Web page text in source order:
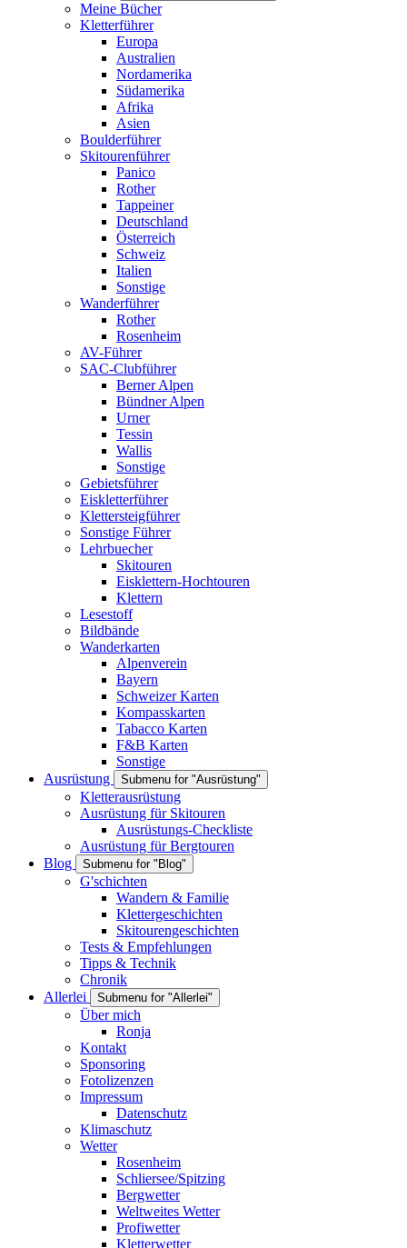
Meine Bücher
Kletterführer
Europa
Australien
Nordamerika
Südamerika
Afrika
Asien
Boulderführer
Skitourenführer
Panico
Rother
Tappeiner
Deutschland
Österreich
Schweiz
Italien
Sonstige
Wanderführer
Rother
Rosenheim
AV-Führer
SAC-Clubführer
Berner Alpen
Bündner Alpen
Urner
Tessin
Wallis
Sonstige
Gebietsführer
Eiskletterführer
Klettersteigführer
Sonstige Führer
Lehrbuecher
Skitouren
Eisklettern-Hochtouren
Klettern
Lesestoff
Bildbände
Wanderkarten
Alpenverein
Bayern
Schweizer Karten
Kompasskarten
Tabacco Karten
F&B Karten
Sonstige
Ausrüstung
Submenu for "Ausrüstung"
Kletterausrüstung
Ausrüstung für Skitouren
Ausrüstungs-Checkliste
Ausrüstung für Bergtouren
Blog
Submenu for "Blog"
G'schichten
Wandern & Familie
Klettergeschichten
Skitourengeschichten
Tests & Empfehlungen
Tipps & Technik
Chronik
Allerlei
Submenu for "Allerlei"
Über mich
Ronja
Kontakt
Sponsoring
Fotolizenzen
Impressum
Datenschutz
Klimaschutz
Wetter
Rosenheim
Schliersee/Spitzing
Bergwetter
Weltweites Wetter
Profiwetter
Kletterwetter